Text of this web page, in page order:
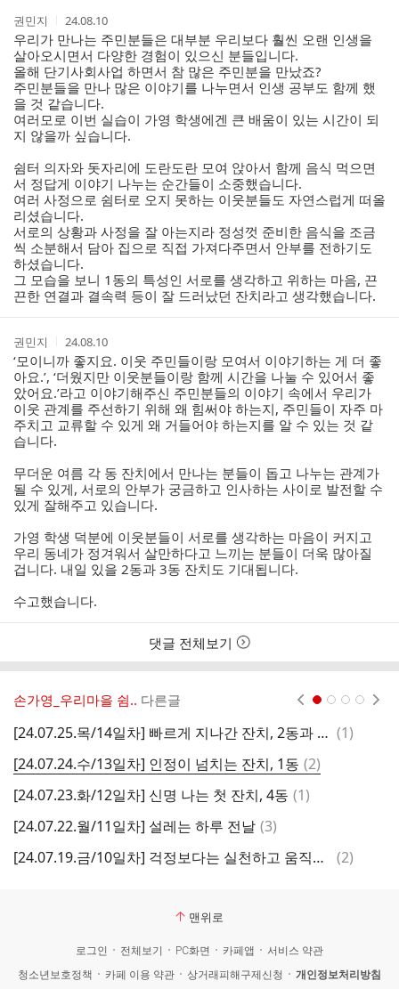
작
성
자
권민지
작
성
시
간
24.08.10
우리가 만나는 주민분들은 대부분 우리보다 훨씬 오랜 인생을
살아오시면서 다양한 경험이 있으신 분들입니다.
올해 단기사회사업 하면서 참 많은 주민분을 만났죠?
주민분들을 만나 많은 이야기를 나누면서 인생 공부도 함께 했
을 것 같습니다.
여러모로 이번 실습이 가영 학생에겐 큰 배움이 있는 시간이 되
지 않을까 싶습니다.
쉼터 의자와 돗자리에 도란도란 모여 앉아서 함께 음식 먹으면
서 정답게 이야기 나누는 순간들이 소중했습니다.
여러 사정으로 쉼터로 오지 못하는 이웃분들도 자연스럽게 떠올
리셨습니다.
서로의 상황과 사정을 잘 아는지라 정성껏 준비한 음식을 조금
씩 소분해서 담아 집으로 직접 가져다주면서 안부를 전하기도
하셨습니다.
그 모습을 보니 1동의 특성인 서로를 생각하고 위하는 마음, 끈
끈한 연결과 결속력 등이 잘 드러났던 잔치라고 생각했습니다.
작
성
자
권민지
작
성
시
간
24.08.10
‘모이니까 좋지요. 이웃 주민들이랑 모여서 이야기하는 게 더 좋
아요.’, ‘더웠지만 이웃분들이랑 함께 시간을 나눌 수 있어서 좋
았어요.’라고 이야기해주신 주민분들의 이야기 속에서 우리가
이웃 관계를 주선하기 위해 왜 힘써야 하는지, 주민들이 자주 마
주치고 교류할 수 있게 왜 거들어야 하는지를 알 수 있는 것 같
습니다.
무더운 여름 각 동 잔치에서 만나는 분들이 돕고 나누는 관계가
될 수 있게, 서로의 안부가 궁금하고 인사하는 사이로 발전할 수
있게 잘해주고 있습니다.
가영 학생 덕분에 이웃분들이 서로를 생각하는 마음이 커지고
우리 동네가 정겨워서 살만하다고 느끼는 분들이 더욱 많아질
겁니다. 내일 있을 2동과 3동 잔치도 기대됩니다.
수고했습니다.
댓글 전체보기
손가영_우리마을 쉼.. 다른글
[24.07.25.목/14일차] 빠르게 지나간 잔치, 2동과 3동 댓
(1)
[24.07.24.수/13일차] 인정이 넘치는 잔치, 1동 댓
글
(2)
[24.07.23.화/12일차] 신명 나는 첫 잔치, 4동 댓
(1)
[24.07.22.월/11일차] 설레는 하루 전날 댓
(3)
[24.07.19.금/10일차] 걱정보다는 실천하고 움직이기
댓
(2)
맨위로
로그인 전체보기 PC화면 카페앱
서비스 약관
청소년보호정책
카페 이용 약관 상거래피해구제신청 개인정보처리방침